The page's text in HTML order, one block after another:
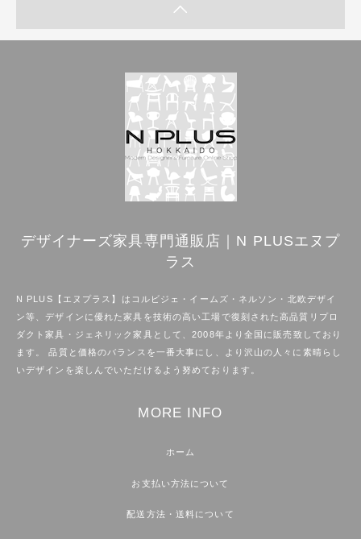
デザイナーズ家具専門通販店｜N PLUSエヌプ
ラス
N PLUS【エヌプラス】はコルビジェ・イームズ・ネルソン・北欧デザイ
ン等、デザインに優れた家具を技術の高い工場で復刻された高品質リプロ
ダクト家具・ジェネリック家具として、2008年より全国に販売致しており
ます。 品質と価格のバランスを一番大事にし、より沢山の人々に素晴らし
いデザインを楽しんでいただけるよう努めております。
MORE INFO
ホーム
お支払い方法について
配送方法・送料について